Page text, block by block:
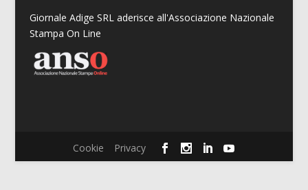
Giornale Adige SRL aderisce all'Associazione Nazionale
Stampa On Line
Cookie Privacy